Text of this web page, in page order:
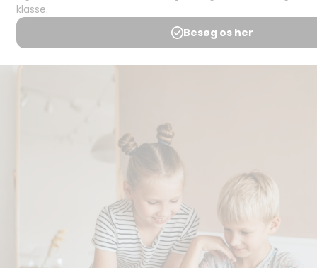
Spørgsmål og
svar
Medlemsbetingelser
Handels- og
BubbleMinds eller dele deraf
undervisningsinstitutionens
aftale med Tekst & Node.
Kopiering, der går ud over